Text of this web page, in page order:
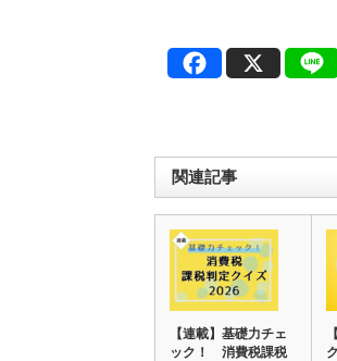
関連記事
【連載】基礎力チェ
ック！ 消費税課税